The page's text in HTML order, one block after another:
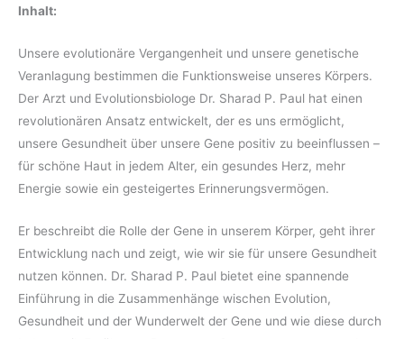
Inhalt:
Unsere evolutionäre Vergangenheit und unsere genetische
Veranlagung bestimmen die Funktionsweise unseres Körpers.
Der Arzt und Evolutionsbiologe Dr. Sharad P. Paul hat einen
revolutionären Ansatz entwickelt, der es uns ermöglicht,
unsere Gesundheit über unsere Gene positiv zu beeinflussen –
für schöne Haut in jedem Alter, ein gesundes Herz, mehr
Energie sowie ein gesteigertes Erinnerungsvermögen.
Er beschreibt die Rolle der Gene in unserem Körper, geht ihrer
Entwicklung nach und zeigt, wie wir sie für unsere Gesundheit
nutzen können. Dr. Sharad P. Paul bietet eine spannende
Einführung in die Zusammenhänge wischen Evolution,
Gesundheit und der Wunderwelt der Gene und wie diese durch